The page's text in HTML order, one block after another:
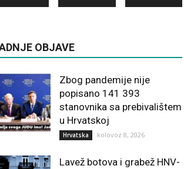
OBJAVE
Zbog pandemije nije
popisano 141 393
stanovnika sa prebivalištem
u Hrvatskoj
Hrvatska kolovoz 8, 2026
Lavež botova i grabež HNV-